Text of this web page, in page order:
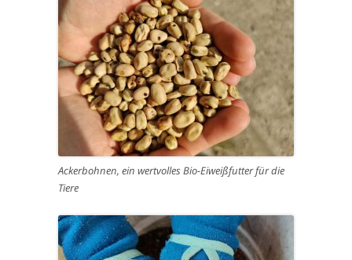
Ackerbohnen, ein wertvolles Bio-Eiweißfutter für die
Tiere